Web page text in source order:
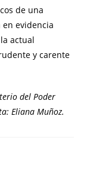
de una
evidencia
actual
y carente
del Poder
Eliana Muñoz.